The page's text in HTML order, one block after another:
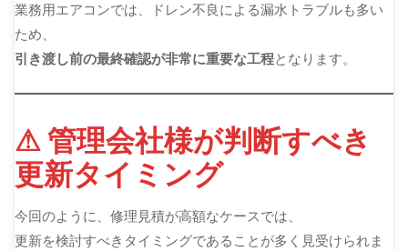
業務用エアコンでは、ドレン不良による漏水トラブルも多い
ため、
引き渡し前の最終確認が非常に重要な工程となります。
⚠ 管理会社様が判断すべき
更新タイミング
今回のように、修理見積が高額なケースでは、
更新を検討すべきタイミングであることが多く見受けられま